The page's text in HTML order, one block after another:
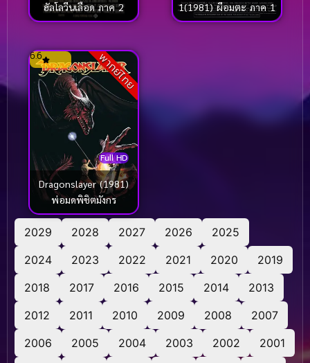
2029 2028 2027 2026
2025
2024
2023 2022 2021 2020
2019
2018
2017 2016 2015 2014
2013
2012
2011 2010 2009 2008
2007
2006
2005 2004 2003 2002
2001
ฮัลโลวีนเลือด ภาค 2
1(1981) ผีอมตะ ภาค 1
พากย์ไทย
Full HD
6.6
Dragonslayer (1981)
พ่อมดพิชิตมังกร